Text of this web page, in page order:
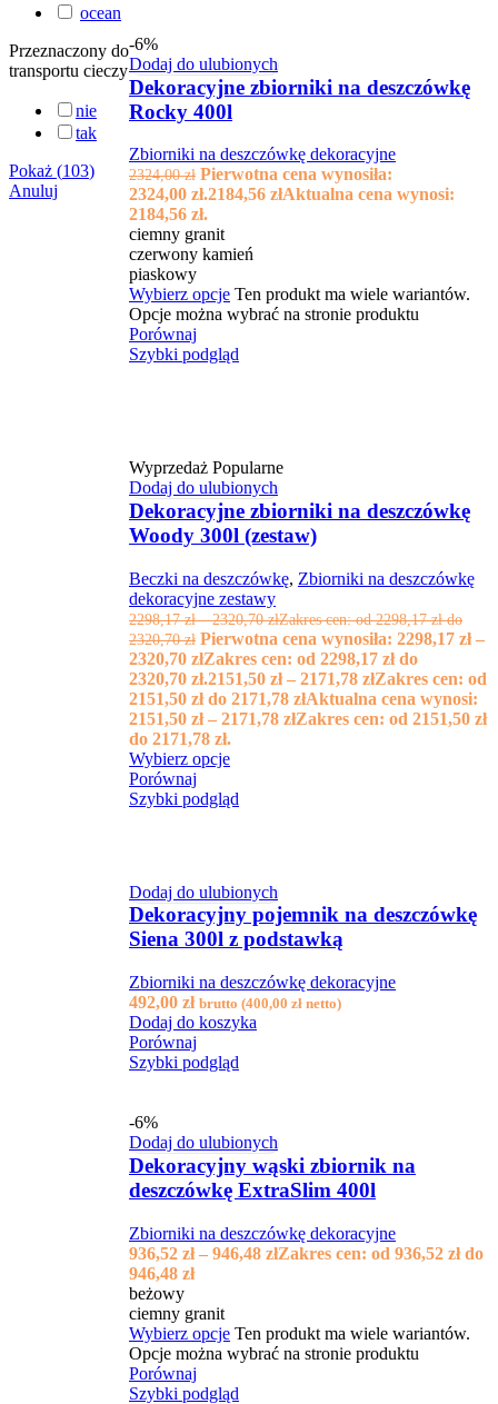
ocean
Przeznaczony do
transportu cieczy
nie
tak
Pokaż (103)
Anuluj
-6%
Dodaj do ulubionych
Dekoracyjne zbiorniki na deszczówkę
Rocky 400l
Zbiorniki na deszczówkę dekoracyjne
2324,00zł Pierwotna cena wynosiła:
2324,00 zł.2184,56 złAktualna cena wynosi:
2184,56 zł.
ciemny granit
czerwony kamień
piaskowy
Wybierz opcje Ten produkt ma wiele wariantów.
Opcje można wybrać na stronie produktu
Porównaj
Szybki podgląd
Wyprzedaż Popularne
Dodaj do ulubionych
Dekoracyjne zbiorniki na deszczówkę
Woody 300l (zestaw)
Beczki na deszczówkę, Zbiorniki na deszczówkę
dekoracyjne zestawy
2298,17zł – 2320,70złZakres cen: od 2298,17 zł do
2320,70 zł Pierwotna cena wynosiła: 2298,17 zł –
2320,70 złZakres cen: od 2298,17 zł do
2320,70 zł.2151,50 zł – 2171,78 złZakres cen: od
2151,50 zł do 2171,78 złAktualna cena wynosi:
2151,50 zł – 2171,78 złZakres cen: od 2151,50 zł
do 2171,78 zł.
Wybierz opcje
Porównaj
Szybki podgląd
Dodaj do ulubionych
Dekoracyjny pojemnik na deszczówkę
Siena 300l z podstawką
Zbiorniki na deszczówkę dekoracyjne
492,00 zł brutto (400,00 zł netto)
Dodaj do koszyka
Porównaj
Szybki podgląd
-6%
Dodaj do ulubionych
Dekoracyjny wąski zbiornik na
deszczówkę ExtraSlim 400l
Zbiorniki na deszczówkę dekoracyjne
936,52 zł – 946,48 złZakres cen: od 936,52 zł do
946,48 zł
beżowy
ciemny granit
Wybierz opcje Ten produkt ma wiele wariantów.
Opcje można wybrać na stronie produktu
Porównaj
Szybki podgląd